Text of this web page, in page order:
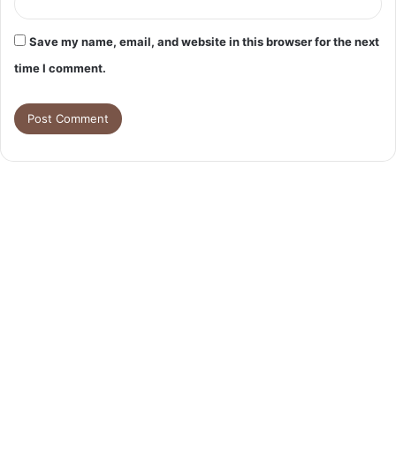
Save my name, email, and website in this browser for the next
time I comment.